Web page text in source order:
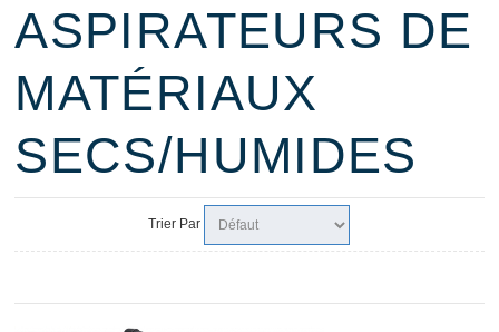
ASPIRATEURS DE
MATÉRIAUX
SECS/HUMIDES
Trier Par